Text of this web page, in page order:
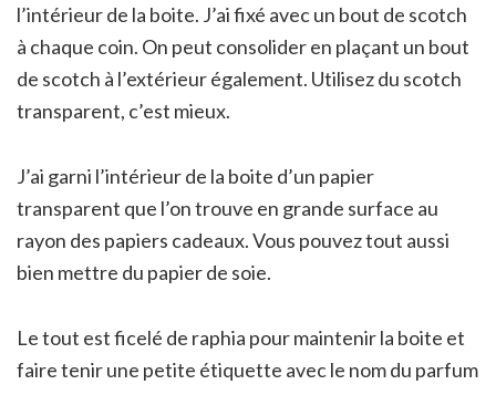
l’intérieur de la boite. J’ai fixé avec un bout de scotch
à chaque coin. On peut consolider en plaçant un bout
de scotch à l’extérieur également. Utilisez du scotch
transparent, c’est mieux.
J’ai garni l’intérieur de la boite d’un papier
transparent que l’on trouve en grande surface au
rayon des papiers cadeaux. Vous pouvez tout aussi
bien mettre du papier de soie.
Le tout est ficelé de raphia pour maintenir la boite et
faire tenir une petite étiquette avec le nom du parfum